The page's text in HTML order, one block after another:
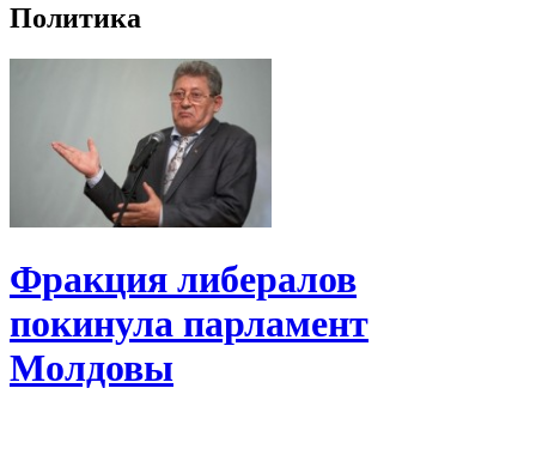
Политика
Фракция либералов
покинула парламент
Молдовы